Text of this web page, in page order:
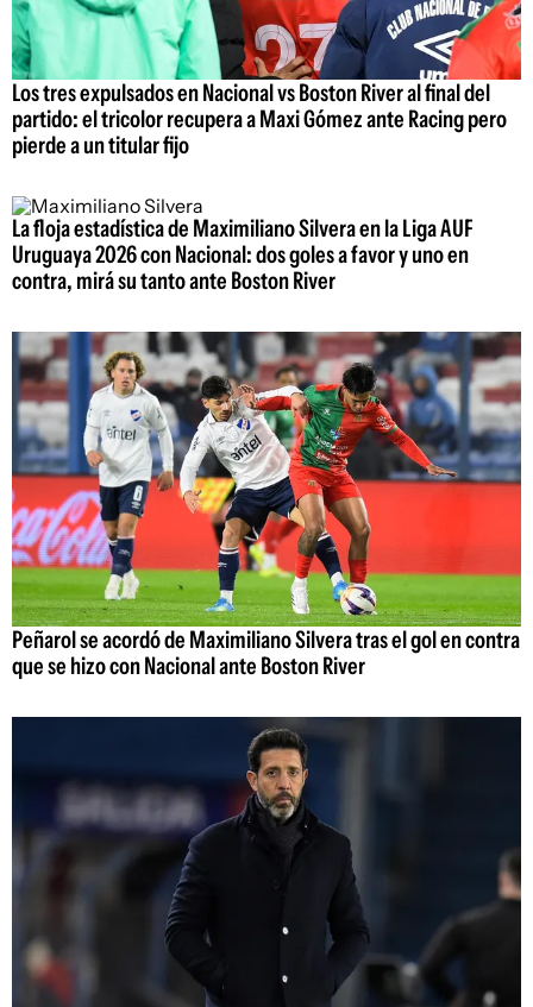
Los tres expulsados en Nacional vs Boston River al final del
partido: el tricolor recupera a Maxi Gómez ante Racing pero
pierde a un titular fijo
La floja estadística de Maximiliano Silvera en la Liga AUF
Uruguaya 2026 con Nacional: dos goles a favor y uno en
contra, mirá su tanto ante Boston River
Peñarol se acordó de Maximiliano Silvera tras el gol en contra
que se hizo con Nacional ante Boston River